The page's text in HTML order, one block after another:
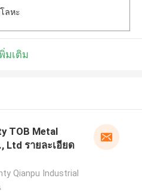
ลหะ
มเติม
TOB Metal
Ltd รายละเอียด
Qianpu Industrial